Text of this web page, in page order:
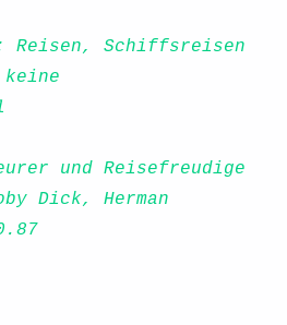
Reisen, Schiffsreisen
und Reisefreudige
Dick, Herman